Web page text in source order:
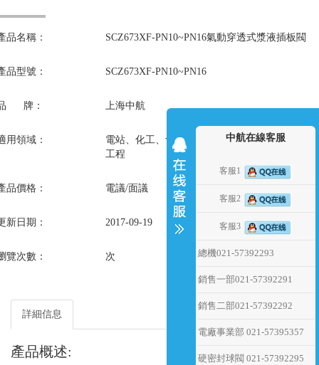
品名稱： SCZ673XF-PN10~PN16氣動穿透式漿液插板閥
品型號： SCZ673XF-PN10~PN16
牌： 上海中航
用領域：
電站、化工、食品、造紙、制藥、煤碳、采礦等
工程
品價格： 電議/面議
新日期： 2017-09-19
覽次數： 次
詳細信息
產品概述:
中航在線客服
客服1
客服2
客服3
總機021-57392293
銷售一部021-57392291
銷售二部021-57392292
電廠事業部 021-57395357
硬密封球閥 021-57392295